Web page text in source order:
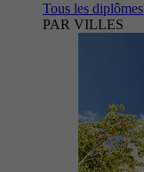
Tous les diplômes
PAR VILLES